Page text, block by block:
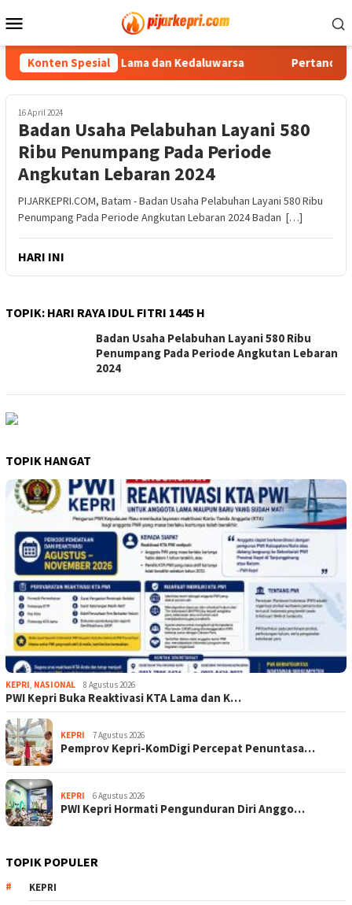
ke
Mobile
Konten Spesial
Reaktivasi KTA Lama dan Kedaluwarsa Pertandingan
16 April 2024
Badan Usaha Pelabuhan Layani 580
Ribu Penumpang Pada Periode
Angkutan Lebaran 2024
PIJARKEPRI.COM, Batam - Badan Usaha Pelabuhan Layani 580 Ribu
Penumpang Pada Periode Angkutan Lebaran 2024 Badan […]
HARI INI
TOPIK: HARI RAYA IDUL FITRI 1445 H
Badan Usaha Pelabuhan Layani 580 Ribu
Penumpang Pada Periode Angkutan Lebaran
2024
TOPIK HANGAT
KEPRI, NASIONAL 8 Agustus 2026
PWI Kepri Buka Reaktivasi KTA Lama dan K…
KEPRI 7 Agustus 2026
Pemprov Kepri-KomDigi Percepat Penuntasa…
KEPRI 6 Agustus 2026
PWI Kepri Hormati Pengunduran Diri Anggo…
TOPIK POPULER
KEPRI